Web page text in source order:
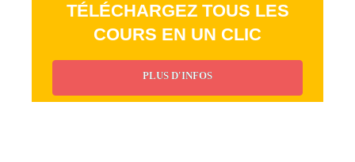
TÉLÉCHARGEZ TOUS LES
COURS EN UN CLIC
PLUS D'INFOS